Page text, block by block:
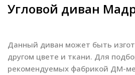
Угловой диван
Данный диван может быть
другом цвете и ткани. Для
рекомендуемых фабрикой ДМ-